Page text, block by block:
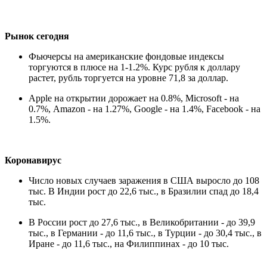
Рынок сегодня
Фьючерсы на американские фондовые индексы
торгуются в плюсе на 1-1.2%. Курс рубля к доллару
растет, рубль торгуется на уровне 71,8 за доллар.
Apple на открытии дорожает на 0.8%, Microsoft - на
0.7%, Amazon - на 1.27%, Google - на 1.4%, Facebook - на
1.5%.
Коронавирус
Число новых случаев заражения в США выросло до 108
тыс. В Индии рост до 22,6 тыс., в Бразилии спад до 18,4
тыс.
В России рост до 27,6 тыс., в Великобритании - до 39,9
тыс., в Германии - до 11,6 тыс., в Турции - до 30,4 тыс., в
Иране - до 11,6 тыс., на Филиппинах - до 10 тыс.